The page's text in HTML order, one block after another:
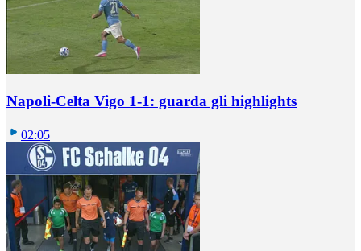
Napoli-Celta Vigo 1-1: guarda gli highlights
02:05